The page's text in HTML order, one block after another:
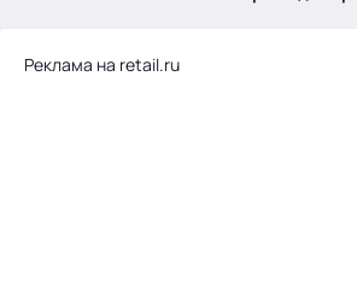
Реклама на retail.ru